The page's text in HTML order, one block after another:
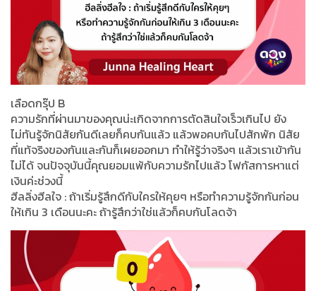
เลือดกรุ๊ป B
ความรักที่ผ่านมาของคุณน่ะเกิดจากการตัดสินใจเร็วเกินไป ยัง
ไม่ทันรู้จักนิสัยกันดีเลยก็คบกันแล้ว แล้วพอคบกันไปสักพัก นิสัย
ที่แท้จริงของกันและกันก็เผยออกมา ทำให้รู้ว่าจริงๆ แล้วเราเข้ากัน
ไม่ได้ จนปัจจุบันนี้คุณยอมแพ้กับความรักไปแล้ว โฟกัสการหาแต่
เงินค่ะช่วงนี้
ฮีลลิ่งฮีลใจ : ถ้าเริ่มรู้สึกดีกับใครให้คุยๆ หรือทำความรู้จักกันก่อน
ให้เกิน 3 เดือนนะคะ ถ้ารู้สึกว่าใช่แล้วก็คบกันโลดจ้า